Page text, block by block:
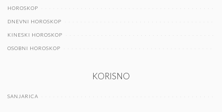
HOROSKOP
DNEVNI HOROSKOP
KINESKI HOROSKOP
OSOBNI HOROSKOP
KORISNO
SANJARICA